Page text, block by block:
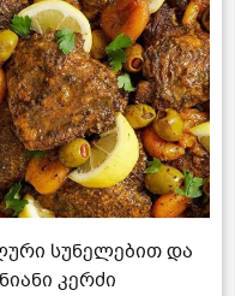
სუნელებით და
კერძი